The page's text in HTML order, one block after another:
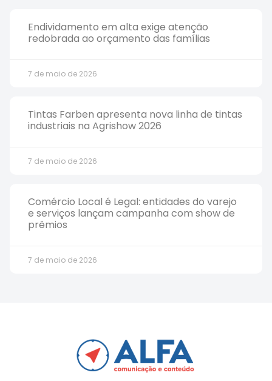
Endividamento em alta exige atenção
redobrada ao orçamento das famílias
7 de maio de 2026
Tintas Farben apresenta nova linha de tintas
industriais na Agrishow 2026
7 de maio de 2026
Comércio Local é Legal: entidades do varejo
e serviços lançam campanha com show de
prêmios
7 de maio de 2026